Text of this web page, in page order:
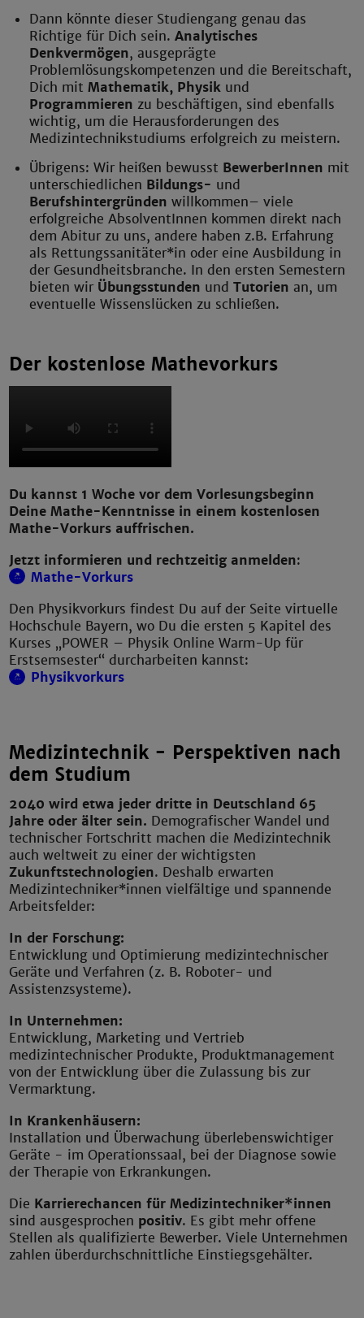
Dann könnte dieser Studiengang genau das
Richtige für Dich sein.Analytisches
Denkvermögen, ausgeprägte
Problemlösungskompetenzen und die Bereitschaft,
Dich mit Mathematik, Physik und
Programmieren zu beschäftigen, sind ebenfalls
wichtig, um die Herausforderungen des
Medizintechnikstudiums erfolgreich zu meistern.
Übrigens: Wir heißen bewusst BewerberInnen mit
unterschiedlichen Bildungs- und
Berufshintergründenwillkommen– viele
erfolgreiche AbsolventInnen kommen direkt nach
dem Abitur zu uns, andere haben z.B. Erfahrung
als Rettungssanitäter*in oder eine Ausbildung in
der Gesundheitsbranche. In den ersten Semestern
bieten wir Übungsstunden undTutorien an, um
eventuelle Wissenslücken zu schließen.
Der kostenlose Mathevorkurs
Du kannst 1 Woche vor dem Vorlesungsbeginn
Deine Mathe-Kenntnisse in einem kostenlosen
Mathe-Vorkurs auffrischen.
Jetzt informieren und rechtzeitig anmelden:
Mathe-Vorkurs
Den Physikvorkurs findest Du auf der Seite virtuelle
Hochschule Bayern, wo Du die ersten 5 Kapitel des
Kurses „POWER – Physik Online Warm-Up für
Erstsemsester“ durcharbeiten kannst:
Physikvorkurs
Medizintechnik - Perspektiven nach
dem Studium
2040 wird etwa jeder dritte in Deutschland 65
Jahre oder älter sein. Demografischer Wandel und
technischer Fortschritt machen die Medizintechnik
auch weltweit zu einer der wichtigsten
Zukunftstechnologien. Deshalb erwarten
Medizintechniker*innen vielfältige und spannende
Arbeitsfelder:
In der Forschung:
Entwicklung und Optimierung medizintechnischer
Geräte und Verfahren (z. B. Roboter- und
Assistenzsysteme).
In Unternehmen:
Entwicklung, Marketing und Vertrieb
medizintechnischer Produkte, Produktmanagement
von der Entwicklung über die Zulassung bis zur
Vermarktung.
In Krankenhäusern:
Installation und Überwachung überlebenswichtiger
Geräte - im Operationssaal, bei der Diagnose sowie
der Therapie von Erkrankungen.
Die Karrierechancen für Medizintechniker*innen
sind ausgesprochen positiv. Es gibt mehr offene
Stellen als qualifizierte Bewerber. Viele Unternehmen
zahlen überdurchschnittliche Einstiegsgehälter.